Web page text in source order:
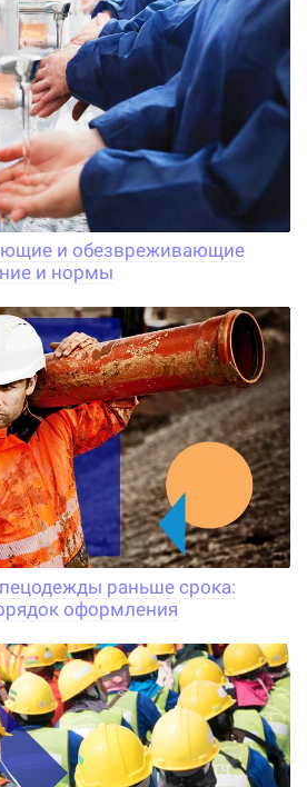
и обезвреживающие
и нормы
раньше срока:
оформления